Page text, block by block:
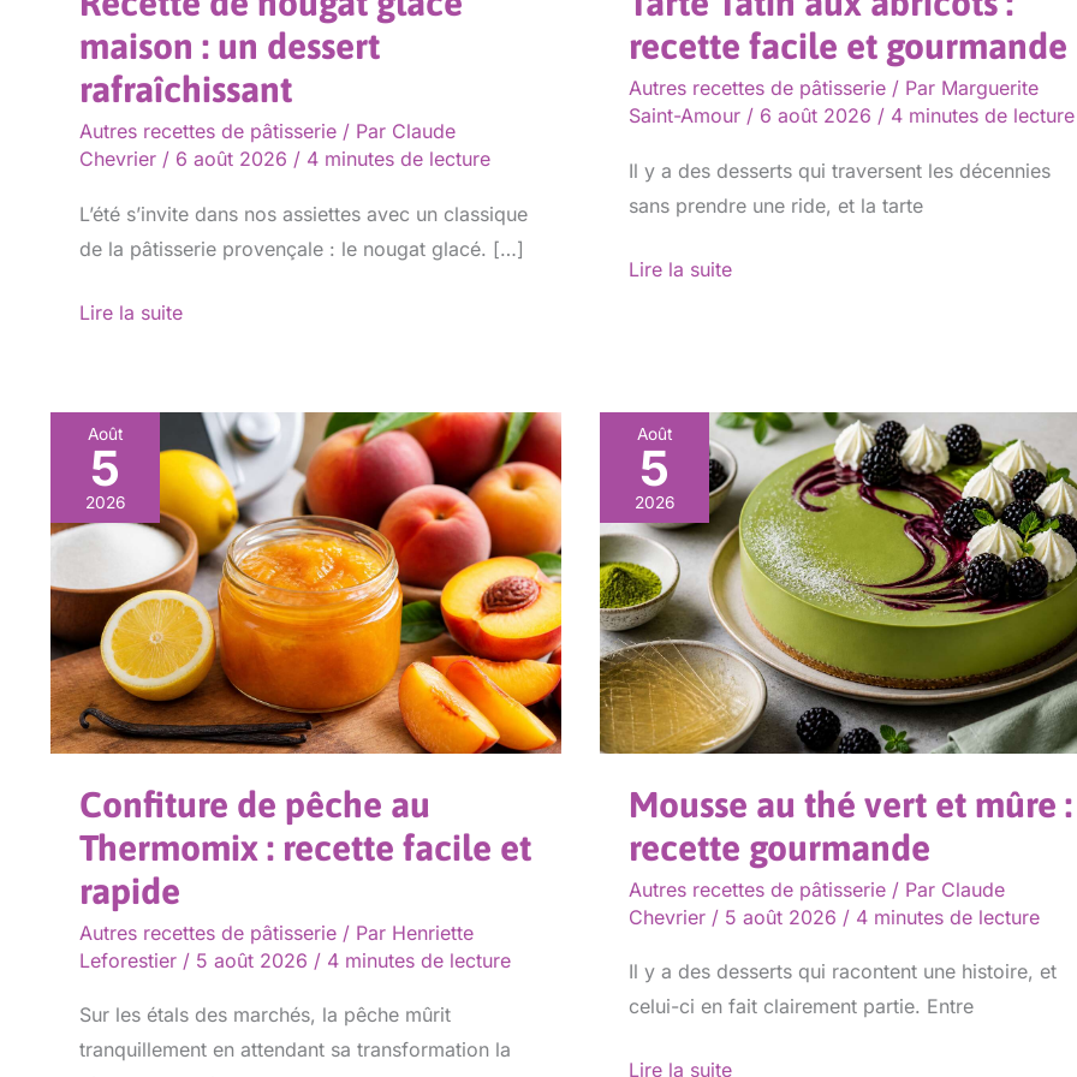
maison : un dessert
rafraîchissant
Autres recettes de pâtisserie / Par Claude
Chevrier / 6 août 2026 / 4 minutes de lecture
L’été s’invite dans nos assiettes avec un classique
de la pâtisserie provençale : le nougat glacé. […]
Lire la suite
recette facile et gourmande
Autres recettes de pâtisserie / Par Marguerite
Saint-Amour / 6 août 2026 / 4 minutes de lecture
Il y a des desserts qui traversent les décennies
sans prendre une ride, et la tarte
Lire la suite
Août
5
2026
Confiture de pêche au
Thermomix : recette facile et
rapide
Autres recettes de pâtisserie / Par Henriette
Leforestier / 5 août 2026 / 4 minutes de lecture
Sur les étals des marchés, la pêche mûrit
tranquillement en attendant sa transformation la
Confiture
de
pêche
Thermomix
:
recette
facile
et
Août
5
2026
Mousse au thé vert et mûre :
recette gourmande
Autres recettes de pâtisserie / Par Claude
Chevrier / 5 août 2026 / 4 minutes de lecture
Il y a des desserts qui racontent une histoire, et
celui-ci en fait clairement partie. Entre
Mousse
au
thé
vert
et
mûre
:
recette
gourmande
Lire la suite